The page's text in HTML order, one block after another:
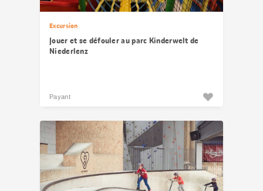
Excursion
Jouer et se défouler au parc Kinderwelt de
Niederlenz
Payant